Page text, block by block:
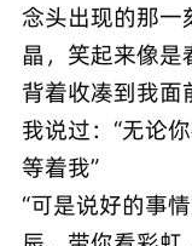
念头出现的那一
晶，笑起来像是
背着收凑到我面
我说过：“无论
等着我”
“可是说好的事